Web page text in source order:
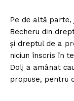
Pe de altă parte,
Becheru din
și dreptul de a
niciun înscris în
Dolj a amânat
propuse, pentru